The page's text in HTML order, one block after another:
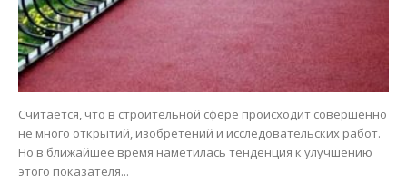
Считается, что в строительной сфере происходит совершенно
не много открытий, изобретений и исследовательских работ.
Но в ближайшее время наметилась тенденция к улучшению
этого показателя...